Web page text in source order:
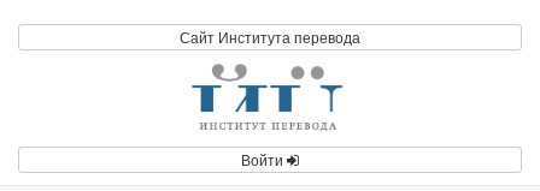
Сайт Института перевода
Войти